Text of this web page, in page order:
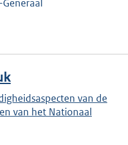
van de
van het Nationaal